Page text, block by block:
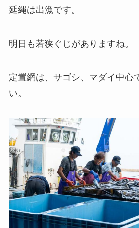
延縄は出漁です。
明日も若狭ぐじがありますね。
定置網は、サゴシ、マダイ中心
い。